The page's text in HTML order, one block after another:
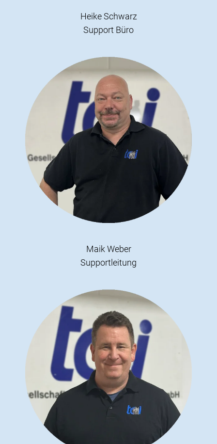
Heike Schwarz
Support Büro
Maik Weber
Supportleitung